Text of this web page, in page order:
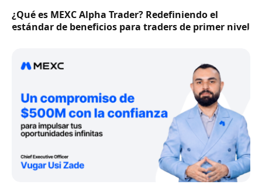
¿Qué es MEXC Alpha Trader? Redefiniendo el
estándar de beneficios para traders de primer nivel